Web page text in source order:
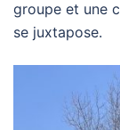
groupe et une
se juxtapose.